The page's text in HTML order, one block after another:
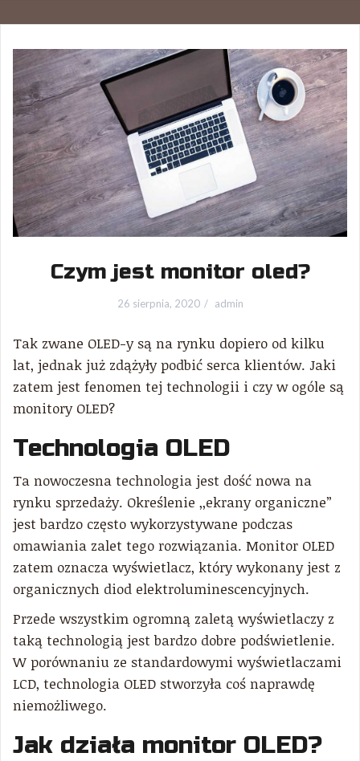
Czym jest monitor oled?
26 sierpnia, 2020 admin
Tak zwane OLED-y są na rynku dopiero od kilku
lat, jednak już zdążyły podbić serca klientów. Jaki
zatem jest fenomen tej technologii i czy w ogóle są
monitory OLED?
Technologia OLED
Ta nowoczesna technologia jest dość nowa na
rynku sprzedaży. Określenie ,,ekrany organiczne”
jest bardzo często wykorzystywane podczas
omawiania zalet tego rozwiązania. Monitor OLED
zatem oznacza wyświetlacz, który wykonany jest z
organicznych diod elektroluminescencyjnych.
Przede wszystkim ogromną zaletą wyświetlaczy z
taką technologią jest bardzo dobre podświetlenie.
W porównaniu ze standardowymi wyświetlaczami
LCD, technologia OLED stworzyła coś naprawdę
niemożliwego.
Jak działa monitor OLED?